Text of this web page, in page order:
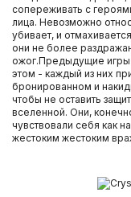
сопереживать с
лица. Невозможно
убивает, и
они не более
ожог.Предыдущие игры
этом - каждый из них
бронированном и
чтобы не оставить
вселенной. Они,
чувствовали себя как
жестоким жестоким